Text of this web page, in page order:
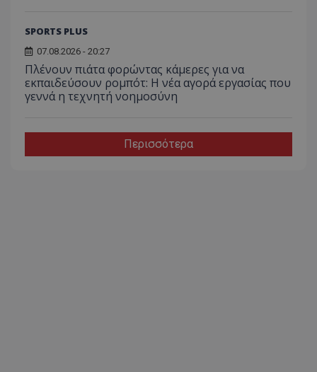
SPORTS PLUS
07.08.2026 - 20:27
Πλένουν πιάτα φορώντας κάμερες για να
εκπαιδεύσουν ρομπότ: Η νέα αγορά εργασίας που
γεννά η τεχνητή νοημοσύνη
Περισσότερα